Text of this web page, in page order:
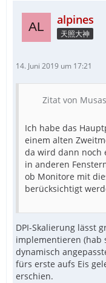
alpines
天照大神
14. Juni 2019 um 17:21
Zitat von
Ich habe das
einem alten
da wird dann noch
in anderen
ob Monitore mit
berücksichtigt
DPI-Skalierung lässt
implementieren (hab
dynamisch
fürs erste aufs Eis
erschien.